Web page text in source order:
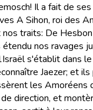
Il a fait de
A Sihon, roi des
nos traits: De
nos ravages
Israël s'établit dans
Jaezer; et
les Amoréens
direction, et